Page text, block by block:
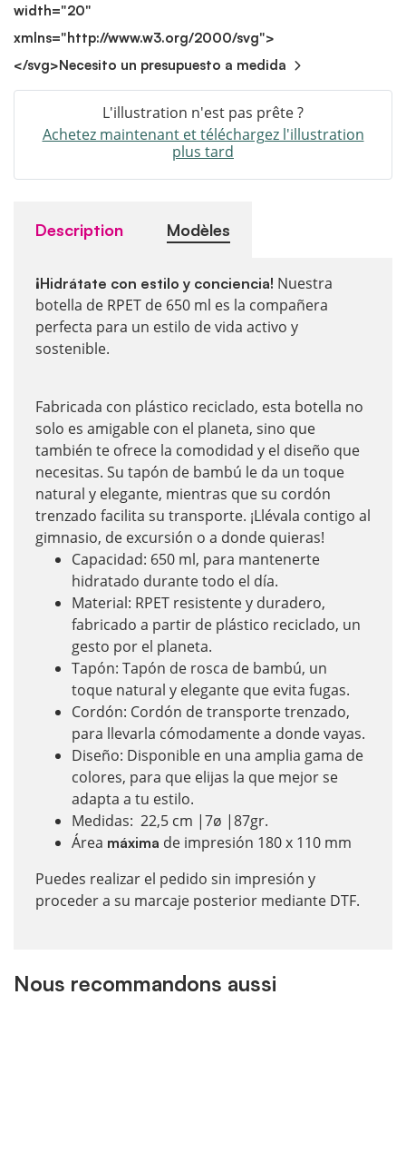
width="20"
xmlns="http://www.w3.org/2000/svg">
</svg>Necesito un presupuesto a medida
L'illustration n'est pas prête ?
Achetez maintenant et téléchargez l'illustration
plus tard
Description Modèles
¡Hidrátate con estilo y conciencia! Nuestra
botella de RPET de 650 ml es la compañera
perfecta para un estilo de vida activo y
sostenible.
Fabricada con plástico reciclado, esta botella no
solo es amigable con el planeta, sino que
también te ofrece la comodidad y el diseño que
necesitas. Su tapón de bambú le da un toque
natural y elegante, mientras que su cordón
trenzado facilita su transporte. ¡Llévala contigo al
gimnasio, de excursión o a donde quieras!
Capacidad: 650 ml, para mantenerte
hidratado durante todo el día.
Material: RPET resistente y duradero,
fabricado a partir de plástico reciclado, un
gesto por el planeta.
Tapón: Tapón de rosca de bambú, un
toque natural y elegante que evita fugas.
Cordón: Cordón de transporte trenzado,
para llevarla cómodamente a donde vayas.
Diseño: Disponible en una amplia gama de
colores, para que elijas la que mejor se
adapta a tu estilo.
Medidas: 22,5 cm |7ø |87gr.
Área máxima de impresión 180 x 110 mm
Puedes realizar el pedido sin impresión y
proceder a su marcaje posterior mediante DTF.
Nous recommandons aussi